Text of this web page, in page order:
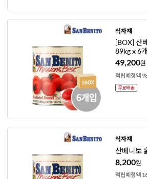
식자재
[BOX] 산
89kg x 6개
49,200원
적립예정액
식자재
산베니토
8,200원
적립예정액